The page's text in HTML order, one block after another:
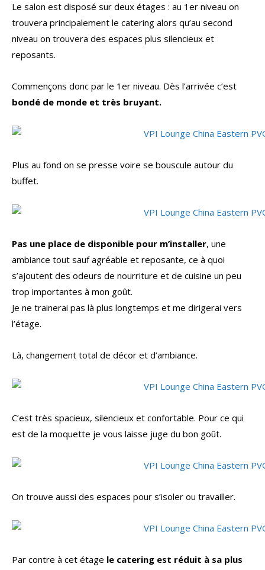
Le salon est disposé sur deux étages : au 1er niveau on
trouvera principalement le catering alors qu’au second
niveau on trouvera des espaces plus silencieux et
reposants.
Commençons donc par le 1er niveau. Dès l’arrivée c’est
bondé de monde et très bruyant.
Plus au fond on se presse voire se bouscule autour du
buffet.
Pas une place de disponible pour m’installer, une
ambiance tout sauf agréable et reposante, ce à quoi
s’ajoutent des odeurs de nourriture et de cuisine un peu
trop importantes à mon goût.
Je ne trainerai pas là plus longtemps et me dirigerai vers
l’étage.
Là, changement total de décor et d’ambiance.
C’est très spacieux, silencieux et confortable. Pour ce qui
est de la moquette je vous laisse juge du bon goût.
On trouve aussi des espaces pour s’isoler ou travailler.
Par contre à cet étage le catering est réduit à sa plus